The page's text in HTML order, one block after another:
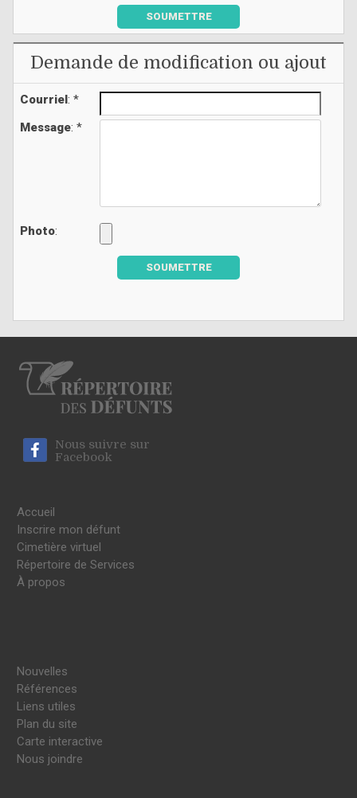
SOUMETTRE
Demande de modification ou ajout
Courriel: *
Message: *
Photo:
SOUMETTRE
Nous suivre sur
Facebook
Accueil
Inscrire mon défunt
Cimetière virtuel
Répertoire de Services
À propos
Nouvelles
Références
Liens utiles
Plan du site
Carte interactive
Nous joindre